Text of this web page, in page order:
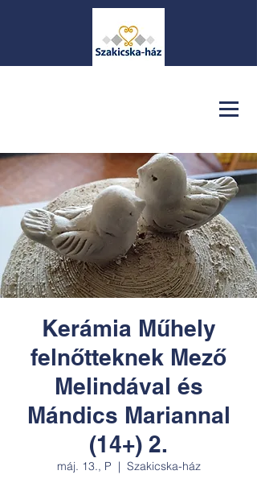
Kerámia Műhely
felnőtteknek Mező
Melindával és
Mándics Mariannal
(14+) 2.
máj. 13., P
  |
Szakicska-ház